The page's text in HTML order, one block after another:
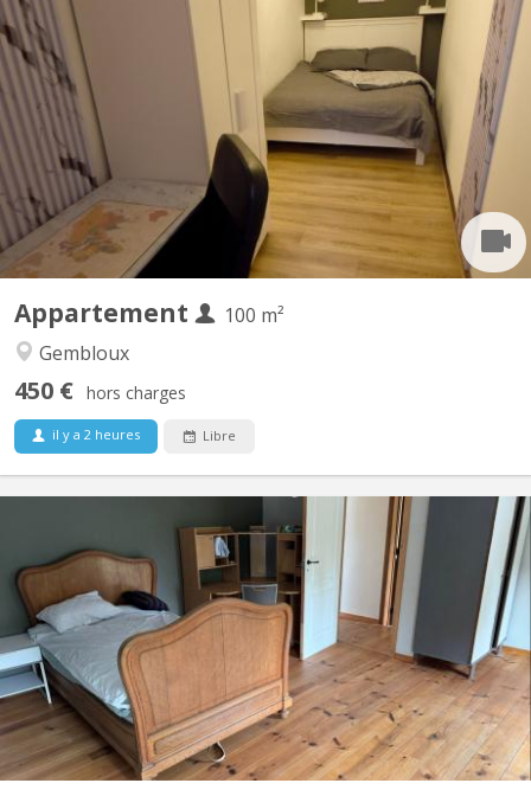
Appartement
100 m²
Gembloux
450 € hors charges
il y a 2 heures Libre
KV 1927
Belle coloc full équipée et meublée, en plein centre, au calme,
non loin de la gare, près des commerces et à une minute de la
faculté d'agronomie vous bénéficierez d'un lit double et un
bureau dans une chambre avec vue sur jardin. Salle de bain
spacieuse. Cuisine ouverte donnant sur le séjour....
KV 2096
Des places se libèrent dans une colocation de choix à Vieusart !
🔸 Deux maisons mitoyennes (4p + 2p) 🔸 Emplacement
enchanteur à Vieux-Sart, dans le lieu-dit "la Place" 🔸 Cadre
bucolique, propice à de nombreuses balades 🔸 Cour orientée
sud 🔸 Bail annuel renouvelable 🔸 Chaque maison offre...